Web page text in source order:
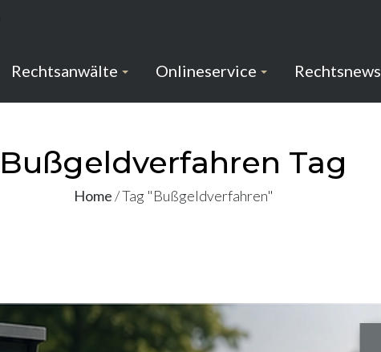
Rechtsanwälte Onlineservice Rechtsnews
Bußgeldverfahren Tag
Home/Tag "Bußgeldverfahren"